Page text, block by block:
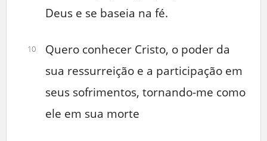
Deus e se baseia na fé.
10
Quero conhecer Cristo, o poder da
sua ressurreição e a participação em
seus sofrimentos, tornando-me como
ele em sua morte